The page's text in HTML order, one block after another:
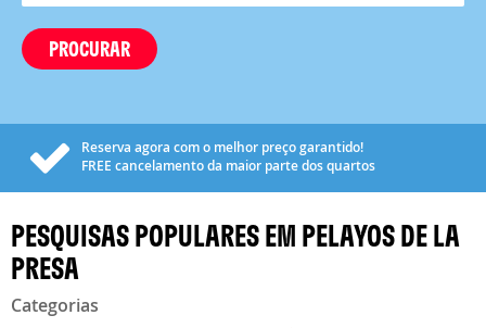
PROCURAR
Reserva agora com o melhor preço garantido!
FREE cancelamento da maior parte dos quartos
PESQUISAS POPULARES EM PELAYOS DE LA
PRESA
Categorias